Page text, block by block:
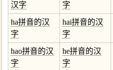
汉字
字
ha拼音的汉
字
hai拼音的汉
字
hao拼音的汉
字
he拼音的汉
字